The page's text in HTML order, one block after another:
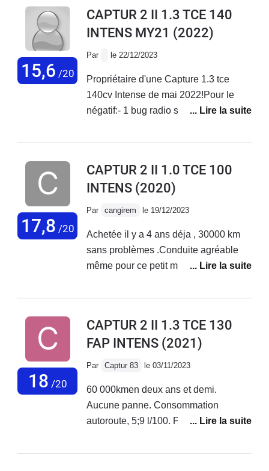
ECO en permanence (à sélectionner à
chaque démarrage).Sur route et
15,6 /20
CAPTUR 2 II 1.3 TCE 140
INTENS MY21 (2022)
Par le 22/12/2023
Propriétaire d'une Capture 1.3 tce
140cv Intense de mai 2022!Pour le
négatif:- 1 bug radio solutionné assez
seule)- voiture totalement inconfortable
d'origine par des 17"). Impossible de
passer les dos d'ânes à plus de 25
normales, faire 400 km sans
interuption est un exploit!!.J'en ai
discutté avec le concessionnaire ...
précedente était une Mazda CX3, au
puissance, tenue de route,
consommation!
17,8 /20
CAPTUR 2 II 1.0 TCE 100
INTENS (2020)
Par cangirem le 19/12/2023
Achetée il y a 4 ans déja , 30000 km
sans problèmes .Conduite agréable
même pour ce petit moteur.
18 /20
CAPTUR 2 II 1.3 TCE 130
FAP INTENS (2021)
Par Captur 83 le 03/11/2023
60 000kmen deux ans et demi.
Aucune panne. Consommation
autoroute, 5;9 l/100. Pneus d'origine
encore 5000km.Le problème est le